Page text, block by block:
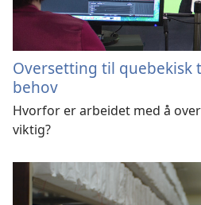
Oversetting til quebekisk
behov
Hvorfor er arbeidet med å
viktig?